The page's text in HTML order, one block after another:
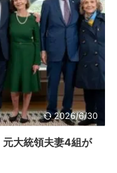
2026/6/30
大統領夫妻4組が